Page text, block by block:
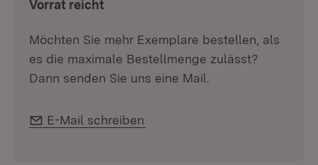
Vorrat reicht
Möchten Sie mehr Exemplare bestellen, als
es die maximale Bestellmenge zulässt?
Dann senden Sie uns eine Mail.
E-Mail:
E-Mail schreiben